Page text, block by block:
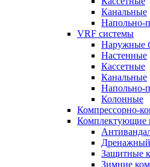
Канальные
Напольно-
VRF системы
Наружные
Настенные
Кассетные
Канальные
Напольно-
Колонные
Компрессорно-
Комплектующие
Защитные
Зимние